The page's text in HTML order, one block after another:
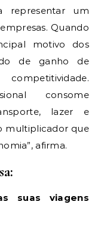
representar um
Quando
motivo dos
de ganho de
consome
lazer e
multiplicador que
afirma.
suas viagens